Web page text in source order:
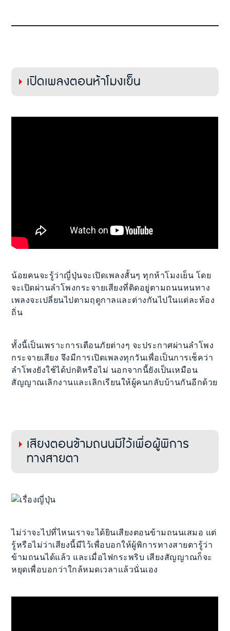
เปิดเพลงตอนห้าโมงเย็น
น้อยคนจะรู้ว่าญี่ปุ่นจะเปิดเพลงสั้นๆ ทุกห้าโมงเย็น โดย
จะเปิดผ่านลำโพงกระจายเสียงที่ติดอยู่ตามถนนหนทาง
เพลงจะเปลี่ยนไปตามฤดูกาลและต่างกันไปในแต่ละท้อง
ถิ่น
ทั้งนี้เป็นเพราะการเตือนภัยต่างๆ จะประกาศผ่านลำโพง
กระจายเสียง จึงมีการเปิดเพลงทุกวันเพื่อเป็นการเช็คว่า
ลำโพงยังใช้ได้ปกติหรือไม่ นอกจากนี้ยังเป็นเหมือน
สัญญาณเลิกงานและเลิกเรียนให้ผู้คนกลับบ้านกันอีกด้วย
เสียงตอนข้ามถนนมีไว้เพื่อผู้พิการ
ทางสายตา
ไม่ว่าจะไปที่ไหนเราจะได้ยินเสียงตอนข้ามถนนเสมอ แต่
รู้หรือไม่ว่าเสียงนี้มีไว้เพื่อบอกให้ผู้พิการทางสายตารู้ว่า
ข้ามถนนได้แล้ว และเมื่อไฟกระพริบ เสียงสัญญาณก็จะ
หยุดเพื่อบอกว่าใกล้หมดเวลาแล้วนั่นเอง